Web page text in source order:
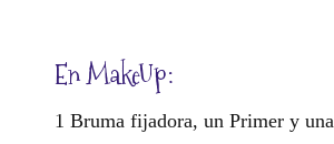
En MakeUp:
1 Bruma fijadora, un Primer y